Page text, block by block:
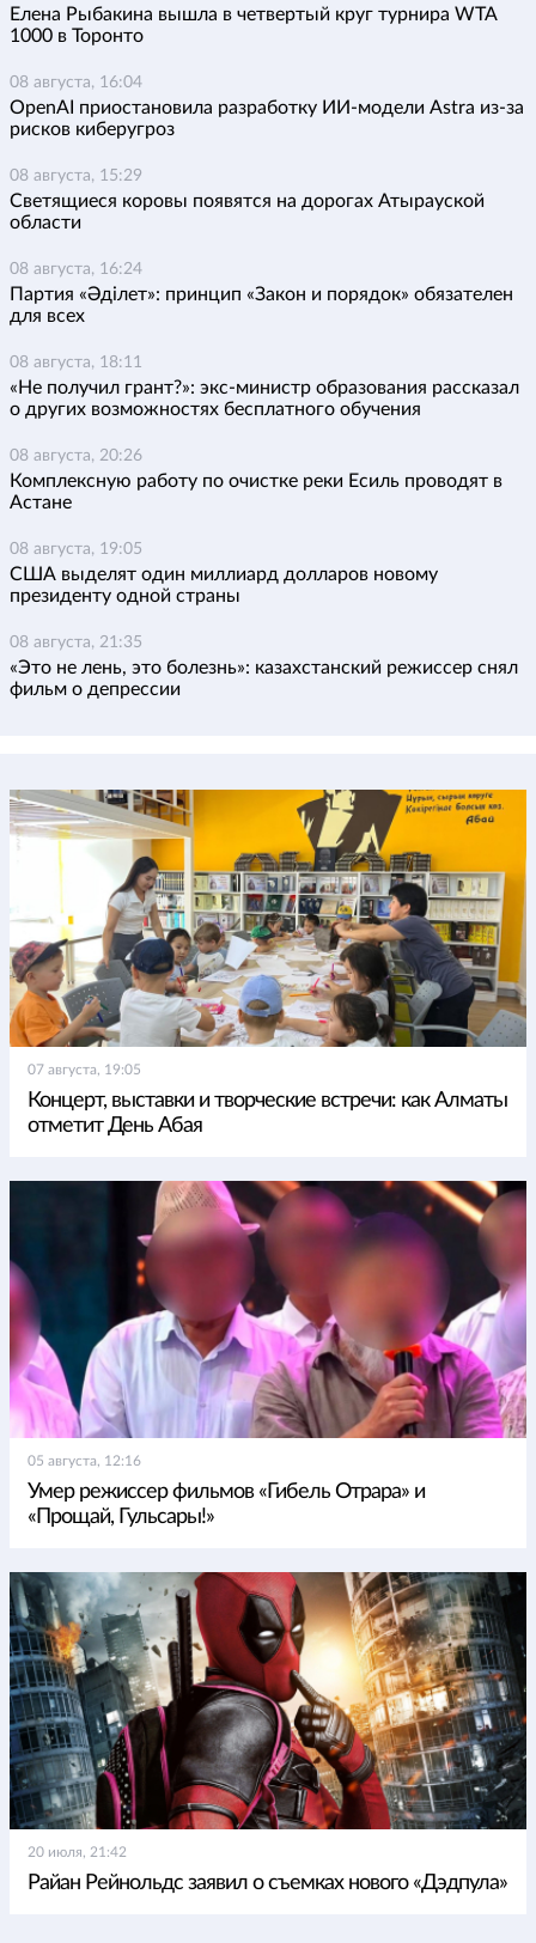
Елена Рыбакина вышла в четвертый круг турнира WTA
1000 в Торонто
08 августа, 16:04
OpenAI приостановила разработку ИИ-модели Astra из-за
рисков киберугроз
08 августа, 15:29
Светящиеся коровы появятся на дорогах Атырауской
области
08 августа, 16:24
Партия «Әділет»: принцип «Закон и порядок» обязателен
для всех
08 августа, 18:11
«Не получил грант?»: экс-министр образования рассказал
о других возможностях бесплатного обучения
08 августа, 20:26
Комплексную работу по очистке реки Есиль проводят в
Астане
08 августа, 19:05
США выделят один миллиард долларов новому
президенту одной страны
08 августа, 21:35
«Это не лень, это болезнь»: казахстанский режиссер снял
фильм о депрессии
07 августа, 19:05
Концерт, выставки и творческие встречи: как Алматы
отметит День Абая
05 августа, 12:16
Умер режиссер фильмов «Гибель Отрара» и
«Прощай, Гульсары!»
20 июля, 21:42
Райан Рейнольдс заявил о съемках нового «Дэдпула»